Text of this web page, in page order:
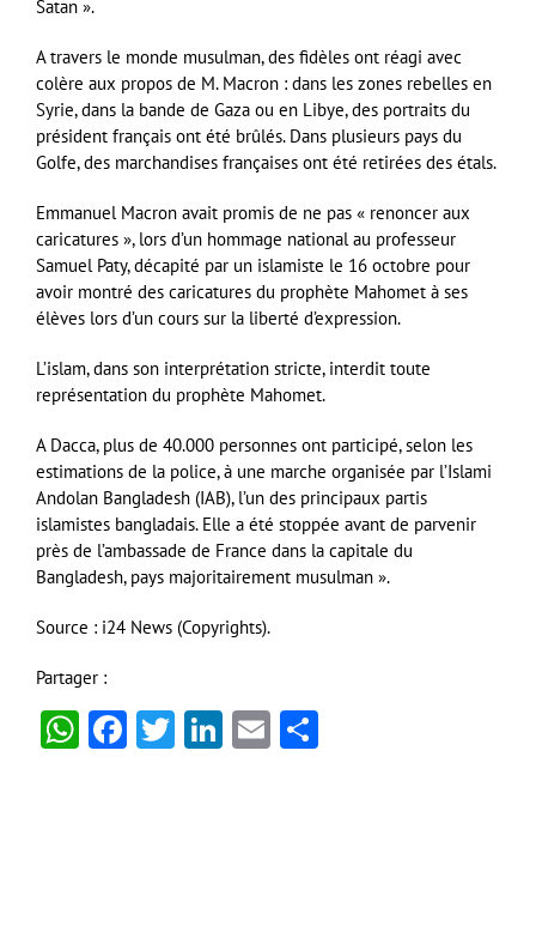
Satan ».
A travers le monde musulman, des fidèles ont réagi avec
colère aux propos de M. Macron : dans les zones rebelles en
Syrie, dans la bande de Gaza ou en Libye, des portraits du
président français ont été brûlés. Dans plusieurs pays du
Golfe, des marchandises françaises ont été retirées des étals.
Emmanuel Macron avait promis de ne pas « renoncer aux
caricatures », lors d’un hommage national au professeur
Samuel Paty, décapité par un islamiste le 16 octobre pour
avoir montré des caricatures du prophète Mahomet à ses
élèves lors d’un cours sur la liberté d’expression.
L’islam, dans son interprétation stricte, interdit toute
représentation du prophète Mahomet.
A Dacca, plus de 40.000 personnes ont participé, selon les
estimations de la police, à une marche organisée par l’Islami
Andolan Bangladesh (IAB), l’un des principaux partis
islamistes bangladais. Elle a été stoppée avant de parvenir
près de l’ambassade de France dans la capitale du
Bangladesh, pays majoritairement musulman ».
Source : i24 News (Copyrights).
Partager :
WhatsApp
Facebook
Twitter
LinkedIn
Email